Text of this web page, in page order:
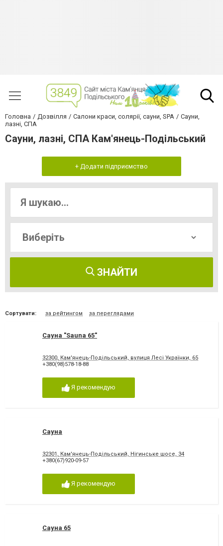
Головна Дозвілля Салони краси, солярії, сауни, SPA
Сауни,
лазні, СПА
Сауни, лазні, СПА Кам'янець-Подільський
+ Додати підприємство
ЗНАЙТИ
Сортувати: за рейтингом за переглядами
Сауна "Sauna 65"
32300, Кам'янець-Подільський, вулиця Лесі Українки, 65
+380(98)578-18-88
Я рекомендую
Сауна
32301, Кам'янець-Подільський, Нігинське шосе, 34
+380(67)920-09-57
Я рекомендую
Сауна 65